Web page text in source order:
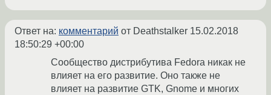
Ответ на: комментарий от Deathstalker 15.02.2018
18:50:29 +00:00
Сообщество дистрибутива Fedora никак не
влияет на его развитие. Оно также не
влияет на развитие GTK, Gnome и многих